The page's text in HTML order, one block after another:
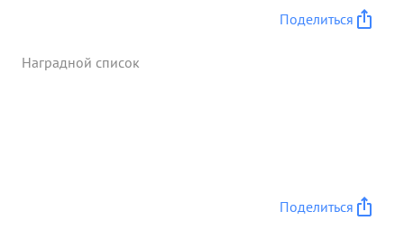
Поделиться
Наградной список
Поделиться